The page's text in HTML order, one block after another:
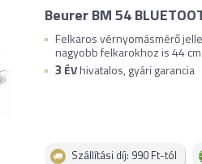
Beurer BM 54
Felkaros vérnyomásmérő
nagyobb felkarokhoz is 44
3 ÉVhivatalos, gyári garancia
Szállítási díj: 990 Ft-tól